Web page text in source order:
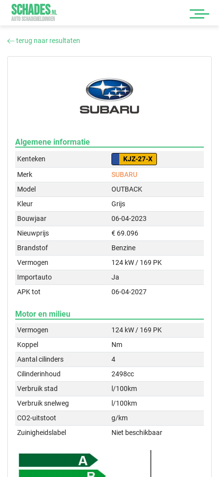
SCHADES.NL
AUTO SCHADEMELDINGEN
terug naar resultaten
Algemene informatie
Kenteken
KJZ-27-X
Merk
SUBARU
Model
OUTBACK
Kleur
Grijs
Bouwjaar
06-04-2023
Nieuwprijs
€ 69.096
Brandstof
Benzine
Vermogen
124 kW / 169 PK
Importauto
Ja
APK tot
06-04-2027
Motor en milieu
Vermogen
124 kW / 169 PK
Koppel
Nm
Aantal cilinders
4
Cilinderinhoud
2498cc
Verbruik stad
l/100km
Verbruik snelweg
l/100km
CO2-uitstoot
g/km
Zuinigheidslabel
Niet beschikbaar